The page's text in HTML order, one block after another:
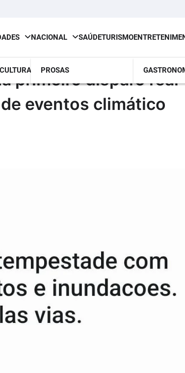
CULTURA
NACIONAL
PROSAS
SAÚDETURISMO
primeiro disparo real
eventos climático